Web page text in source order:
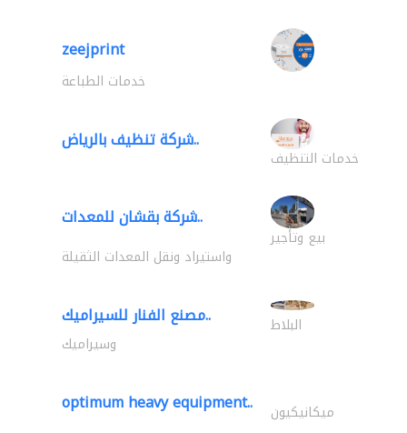
zeejprint
خدمات الطباعة
شركة تنظيف بالرياض..
خدمات التنظيف
شركة بقشان للمعدات..
بيع وتأجير
واستيراد ونقل المعدات الثقيلة
مصنع الفنار للسيراميك.. البلاط
وسيراميك
optimum heavy equipment.. ميكانيكيون